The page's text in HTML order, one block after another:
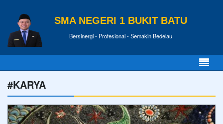
SMA NEGERI 1 BUKIT BATU
Bersinergi - Profesional - Semakin Bedelau
#KARYA